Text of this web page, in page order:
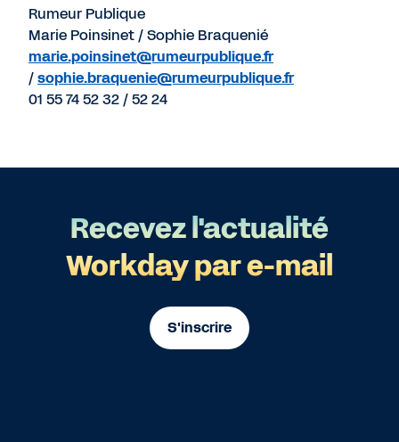
Rumeur Publique
Marie Poinsinet / Sophie Braquenié
marie.poinsinet@rumeurpublique.fr
/sophie.braquenie@rumeurpublique.fr
01 55 74 52 32 / 52 24
Recevez l'actualité
Workday par e-mail
S'inscrire